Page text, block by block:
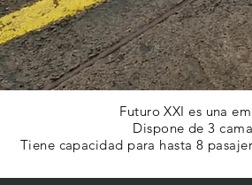
Futuro XXI es una
Dispone de 3
Tiene capacidad para hasta 8